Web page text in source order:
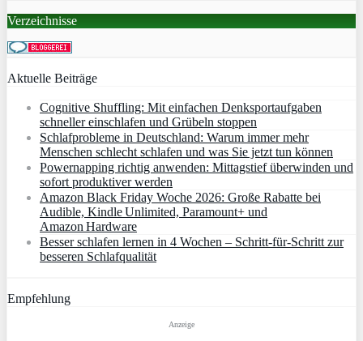
Verzeichnisse
Aktuelle Beiträge
Cognitive Shuffling: Mit einfachen Denksportaufgaben
schneller einschlafen und Grübeln stoppen
Schlafprobleme in Deutschland: Warum immer mehr
Menschen schlecht schlafen und was Sie jetzt tun können
Powernapping richtig anwenden: Mittagstief überwinden und
sofort produktiver werden
Amazon Black Friday Woche 2026: Große Rabatte bei
Audible, Kindle Unlimited, Paramount+ und
Amazon Hardware
Besser schlafen lernen in 4 Wochen – Schritt‑für‑Schritt zur
besseren Schlafqualität
Empfehlung
Anzeige